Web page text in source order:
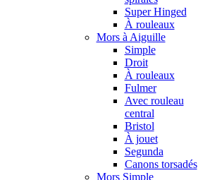
Super Hinged
À rouleaux
Mors à Aiguille
Simple
Droit
À rouleaux
Fulmer
Avec rouleau
central
Bristol
À jouet
Segunda
Canons torsadés
Mors Simple